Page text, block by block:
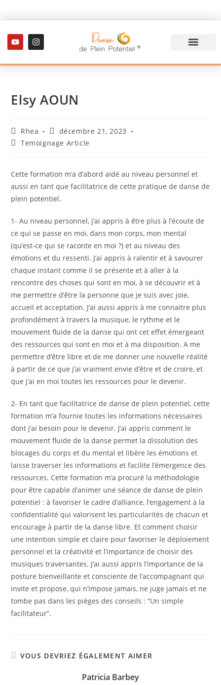
Elsy AOUN
Rhea
décembre 21, 2023
Temoignage Article
Cette formation m’a d’abord aidé au niveau personnel et
aussi en tant que facilitatrice de cette pratique de danse de
plein potentiel.
1- Au niveau personnel, j’ai appris à être plus à l’écoute de
ce qui se passe en moi, dans mon corps, mon mental
(qu’est-ce qui se raconte en moi ?) et au niveau des
émotions et du ressenti. J’ai appris à ralentir et à savourer
chaque instant comme il se présente et à aller à la
rencontre des choses qui sont en moi, à se découvrir et à
me permettre d’être la personne que je suis avec joie,
accueil et acceptation. J’ai aussi appris à me connaitre plus
profondément à travers la musique, le rythme et le
mouvement fluide de la danse qui ont cet effet émergeant
des ressources qui sont en moi et à ma disposition. A me
permettre d’être libre et de me donner une nouvelle réalité
à partir de ce que j’ai vraiment envie d’être et de croire, et
que j’ai en moi toutes les ressources pour le devenir.
2- En tant que facilitatrice de danse de plein potentiel, cette
formation m’a fournie toutes les informations nécessaires
dont j’ai besoin pour le devenir. J’ai appris comment le
mouvement fluide de la danse permet la dissolution des
blocages du corps et du mental et libère les émotions et
laisse traverser les informations et facilite l’émergence des
ressources. Cette formation m’a procuré la méthodologie
pour être capable d’animer une séance de danse de plein
potentiel : à favoriser le cadre d’alliance, l’engagement à la
confidentialité qui valorisent les particularités de chacun et
encourage à partir de la danse libre. Et comment choisir
une intention simple et claire pour favoriser le déploiement
personnel et la créativité et l’importance de choisir des
musiques traversantes. J’ai aussi appris l’importance de la
posture bienveillante et consciente de l’accompagnant qui
invite et propose, qui n’impose jamais, ne juge jamais et ne
tombe pas dans les pièges des conseils : “Un simple
facilitateur”.
VOUS DEVRIEZ ÉGALEMENT AIMER
Patricia Barbey